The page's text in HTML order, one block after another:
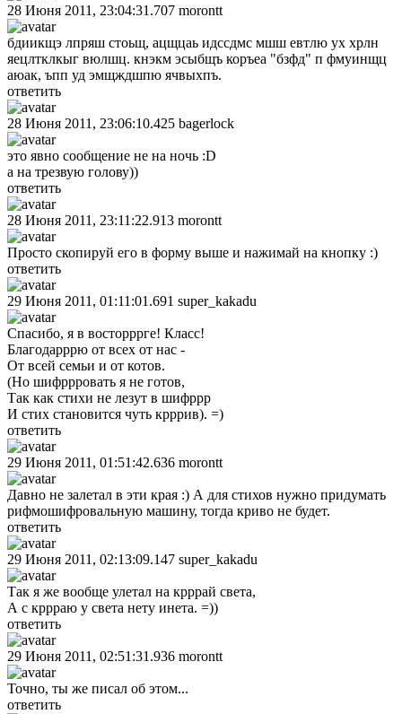
28 Июня 2011, 23:04:31.707 morontt
бдиикщэ лпряш стоьщ, ацщцаь идссдмс мшш евтлю ух хрлн
яецлтклкыг вюлшц. кнэкм эсыбщъ коръеа "бзфд" п фмуинщц
аюак, ъпп уд эмщждшпю ячвыхпъ.
ответить
28 Июня 2011, 23:06:10.425 bagerlock
это явно сообщение не на ночь :D
а на трезвую голову))
ответить
28 Июня 2011, 23:11:22.913 morontt
Просто скопируй его в форму выше и нажимай на кнопку :)
ответить
29 Июня 2011, 01:11:01.691 super_kakadu
Спасибо, я в восторррге! Класс!
Благодарррю от всех от нас -
От всей семьи и от котов.
(Но шифррровать я не готов,
Так как стихи не лезут в шифррр
И стих становится чуть крррив). =)
ответить
29 Июня 2011, 01:51:42.636 morontt
Давно не залетал в эти края :) А для стихов нужно придумать
рифмошифровальную машину, тогда криво не будет.
ответить
29 Июня 2011, 02:13:09.147 super_kakadu
Так я же вообще улетал на крррай света,
А с кррраю у света нету инета. =))
ответить
29 Июня 2011, 02:51:31.936 morontt
Точно, ты же писал об этом...
ответить